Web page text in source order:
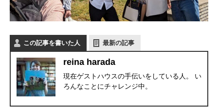
この記事を書いた人 最新の記事
reina harada
現在ゲストハウスの手伝いをしている人。 い
ろんなことにチャレンジ中。